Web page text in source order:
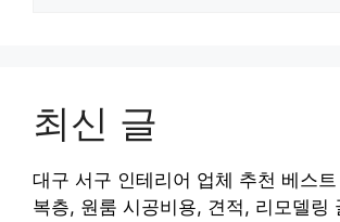
최신 글
대구 서구 인테리어 업체 추천 베스
복층, 원룸 시공비용, 견적, 리모델링